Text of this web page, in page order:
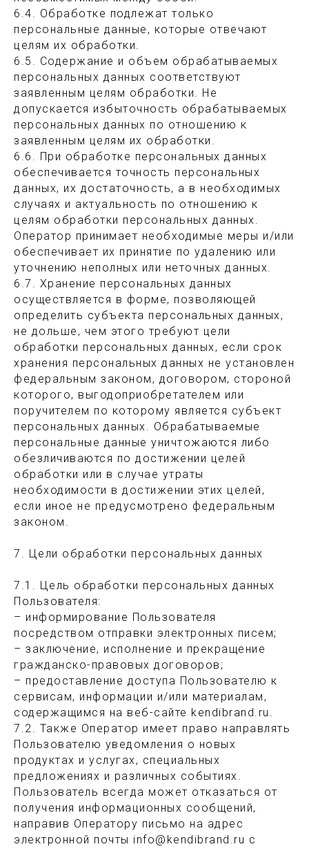
6.4. Обработке подлежат только
персональные данные, которые отвечают
целям их обработки.
6.5. Содержание и объем обрабатываемых
персональных данных соответствуют
заявленным целям обработки. Не
допускается избыточность обрабатываемых
персональных данных по отношению к
заявленным целям их обработки.
6.6. При обработке персональных данных
обеспечивается точность персональных
данных, их достаточность, а в необходимых
случаях и актуальность по отношению к
целям обработки персональных данных.
Оператор принимает необходимые меры и/или
обеспечивает их принятие по удалению или
уточнению неполных или неточных данных.
6.7. Хранение персональных данных
осуществляется в форме, позволяющей
определить субъекта персональных данных,
не дольше, чем этого требуют цели
обработки персональных данных, если срок
хранения персональных данных не установлен
федеральным законом, договором, стороной
которого, выгодоприобретателем или
поручителем по которому является субъект
персональных данных. Обрабатываемые
персональные данные уничтожаются либо
обезличиваются по достижении целей
обработки или в случае утраты
необходимости в достижении этих целей,
если иное не предусмотрено федеральным
законом.
7. Цели обработки персональных данных
7.1. Цель обработки персональных данных
Пользователя:
– информирование Пользователя
посредством отправки электронных писем;
– заключение, исполнение и прекращение
гражданско-правовых договоров;
– предоставление доступа Пользователю к
сервисам, информации и/или материалам,
содержащимся на веб-сайте kendibrand.ru.
7.2. Также Оператор имеет право направлять
Пользователю уведомления о новых
продуктах и услугах, специальных
предложениях и различных событиях.
Пользователь всегда может отказаться от
получения информационных сообщений,
направив Оператору письмо на адрес
электронной почты info@kendibrand.ru с